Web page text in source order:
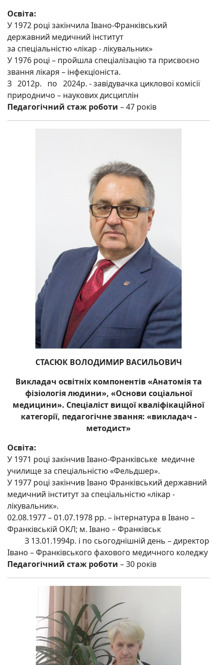
Освіта:
У 1972 році закінчила Івано-Франківський
державний медичний інститут
за спеціальністю «лікар - лікувальник»
У 1976 році – пройшла спеціалізацію та присвоєно
звання лікаря – інфекціоніста.
З 2012р. по 2024р. - завідувачка циклової комісії
природничо – наукових дисциплін
Педагогічний стаж роботи – 47 років
СТАСЮК ВОЛОДИМИР ВАСИЛЬОВИЧ
Викладач освітніх компонентів «Анатомія та
фізіологія людини», «Основи соціальної
медицини». Спеціаліст вищої кваліфікаційної
категорії, педагогічне звання: «викладач -
методист»
Освіта:
У 1971 році закінчив Івано-Франківське медичне
училище за спеціальністю «Фельдшер».
У 1977 році закінчив Івано Франківський державний
медичний інститут за спеціальністю «лікар -
лікувальник».
02.08.1977 – 01.07.1978 рр. – інтернатура в Івано –
Франківській ОКЛ; м. Івано – Франківськ
З 13.01.1994р. і по сьогоднішній день – директор
Івано – Франківського фахового медичного коледжу
Педагогічний стаж роботи – 30 років